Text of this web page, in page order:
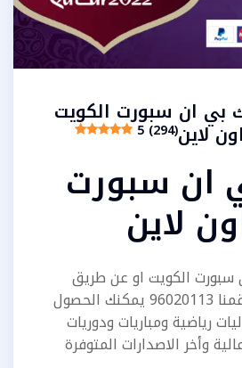
بي ان سبورت الكويت
5 (294)
ان سبورت
لاين
سبورت الكويت او عن طريق
التواصل معنا على رقمنا 96020113 يمكنك الحصول
رياضية ومباريات ودوريات
وأخر الاصدارات المتوفرة